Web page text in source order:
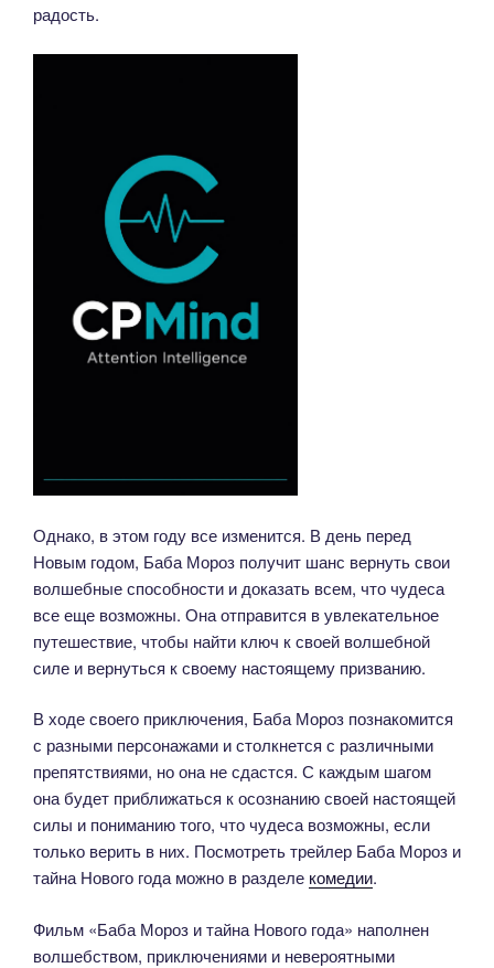
радость.
Однако, в этом году все изменится. В день перед
Новым годом, Баба Мороз получит шанс вернуть свои
волшебные способности и доказать всем, что чудеса
все еще возможны. Она отправится в увлекательное
путешествие, чтобы найти ключ к своей волшебной
силе и вернуться к своему настоящему призванию.
В ходе своего приключения, Баба Мороз познакомится
с разными персонажами и столкнется с различными
препятствиями, но она не сдастся. С каждым шагом
она будет приближаться к осознанию своей настоящей
силы и пониманию того, что чудеса возможны, если
только верить в них. Посмотреть трейлер Баба Мороз и
тайна Нового года можно в разделе комедии.
Фильм «Баба Мороз и тайна Нового года» наполнен
волшебством, приключениями и невероятными